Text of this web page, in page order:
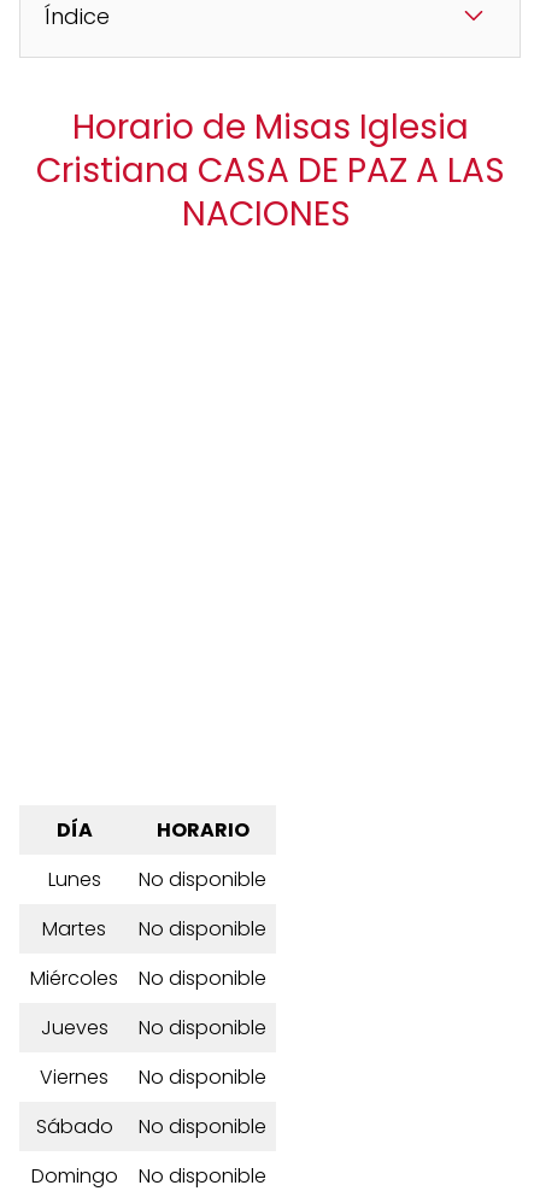
Índice
Horario de Misas Iglesia
Cristiana CASA DE PAZ A LAS
NACIONES
DÍA
HORARIO
Lunes
No disponible
Martes
No disponible
Miércoles
No disponible
Jueves
No disponible
Viernes
No disponible
Sábado
No disponible
Domingo
No disponible